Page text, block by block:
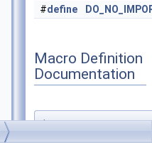
#define
Macro Definition
Documentation
◆